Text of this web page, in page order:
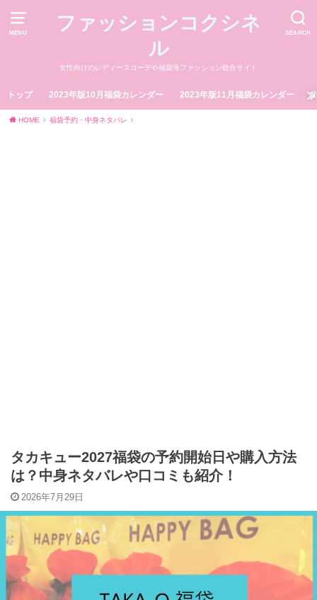
MENU SEARCH
ファッションコクシネ
ル
女性向けのレディースコーデや福袋等ファッション総合サイト
トップ 2023年版10月福袋カレンダー 2023年版11月福袋カレンダー
HOME 福袋予約・中身ネタバレ
タカキュー2027福袋の予約開始日や購入方法
は？中身ネタバレや口コミも紹介！
2026年7月29日